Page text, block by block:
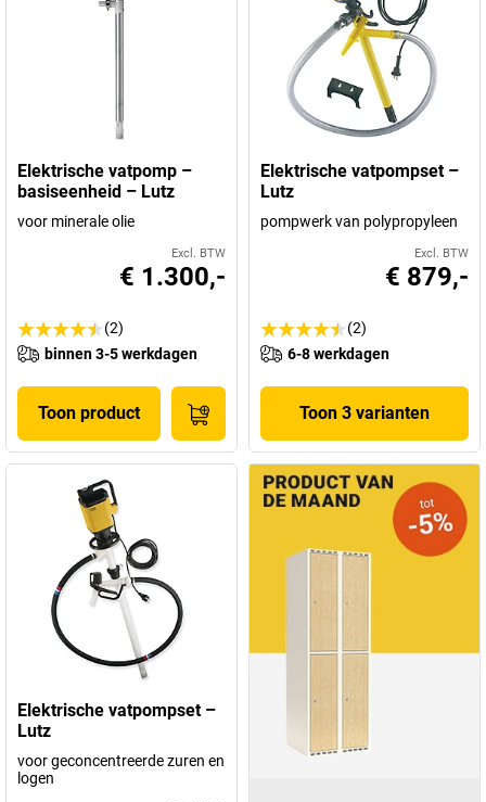
Elektrische vatpomp –
basiseenheid – Lutz
voor minerale olie
Excl. BTW
€ 1.300,-
(2)
binnen 3-5 werkdagen
Toon product
Elektrische vatpompset –
Lutz
pompwerk van polypropyleen
Excl. BTW
€ 879,-
(2)
6-8 werkdagen
Toon 3 varianten
Elektrische vatpompset –
Lutz
voor geconcentreerde zuren en
logen